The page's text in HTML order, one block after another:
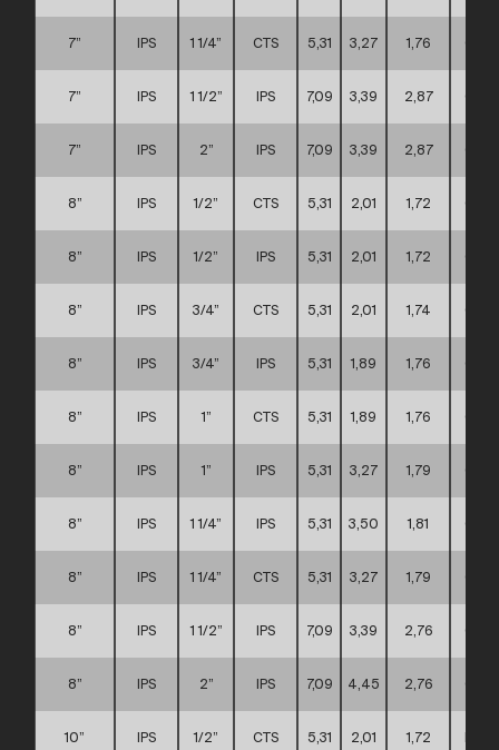
7” IPS 1 1/4” CTS 5,31 3,27 1,76
7” IPS 1 1/2” IPS 7,09 3,39 2,87 C
7” IPS 2” IPS 7,09 3,39 2,87
8” IPS 1/2” CTS 5,31 2,01 1,72 C
8” IPS 1/2” IPS 5,31 2,01 1,72
8” IPS 3/4” CTS 5,31 2,01 1,74 C
8” IPS 3/4” IPS 5,31 1,89 1,76
8” IPS 1” CTS 5,31 1,89 1,76 C
8” IPS 1” IPS 5,31 3,27 1,79
8” IPS 1 1/4” IPS 5,31 3,50 1,81 C
8” IPS 1 1/4” CTS 5,31 3,27 1,79
8” IPS 1 1/2” IPS 7,09 3,39 2,76 C
8” IPS 2” IPS 7,09 4,45 2,76
10” IPS 1/2” CTS 5,31 2,01 1,72